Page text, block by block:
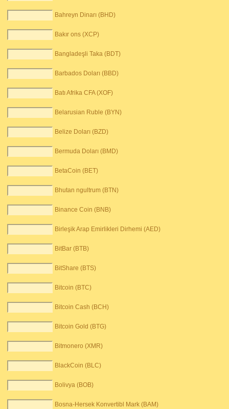
Bahreyn Dinarı (BHD)
Bakır ons (XCP)
Bangladeşli Taka (BDT)
Barbados Doları (BBD)
Batı Afrika CFA (XOF)
Belarusian Ruble (BYN)
Belize Doları (BZD)
Bermuda Doları (BMD)
BetaCoin (BET)
Bhutan ngultrum (BTN)
Binance Coin (BNB)
Birleşik Arap Emirlikleri Dirhemi (AED)
BitBar (BTB)
BitShare (BTS)
Bitcoin (BTC)
Bitcoin Cash (BCH)
Bitcoin Gold (BTG)
Bitmonero (XMR)
BlackCoin (BLC)
Bolivya (BOB)
Bosna-Hersek Konvertibl Mark (BAM)